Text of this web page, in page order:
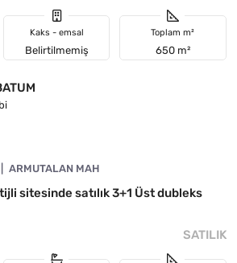
Kaks - emsal
Belirtilmemiş
Toplam m²
650 m²
ARMUTALAN MAH
sitesinde satılık 3+1 Üst dubleks
SATILIK